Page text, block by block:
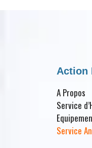
Action
A Propos
Service
Service